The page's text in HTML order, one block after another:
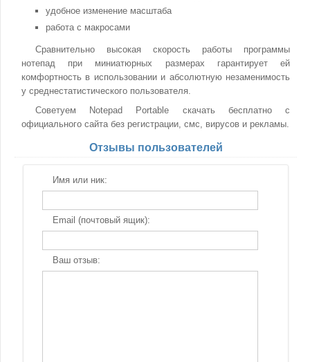
удобное изменение масштаба
работа с макросами
Сравнительно высокая скорость работы программы
нотепад при миниатюрных размерах гарантирует ей
комфортность в использовании и абсолютную незаменимость
у среднестатистического пользователя.
Советуем Notepad Portable скачать бесплатно с
официального сайта без регистрации, смс, вирусов и рекламы.
Отзывы пользователей
Имя или ник:
Email (почтовый ящик):
Ваш отзыв: